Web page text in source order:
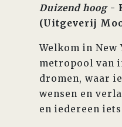
Duizend hoog-
(Uitgeverij
Welkom in New
metropool van
dromen, waar
wensen en
en iedereen